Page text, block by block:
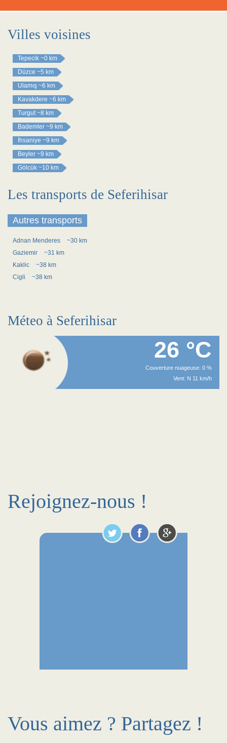
Villes voisines
Tepecik ~0 km
Düzce ~5 km
Ulamış ~6 km
Kavakdere ~6 km
Turgut ~8 km
Bademler ~9 km
İhsaniye ~9 km
Beyler ~9 km
Gölcük ~10 km
Les transports de Seferihisar
Autres transports
Adnan Menderes
~30 km
Gaziemir
~31 km
Kaklic
~38 km
Cigli
~38 km
Méteo à Seferihisar
26 °C
Couverture nuageuse: 0 %
Vent: N 11 km/h
Rejoignez-nous !
Vous aimez ? Partagez !